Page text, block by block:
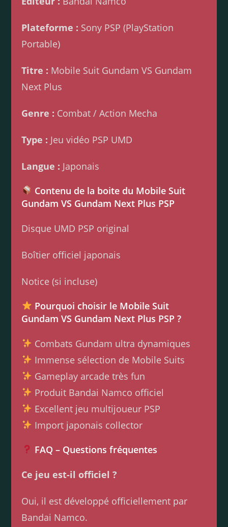
Plateforme : Sony PSP (PlayStation
Portable)
Titre : Mobile Suit Gundam VS Gundam
Next Plus
Genre : Combat / Action Mecha
Type : Jeu vidéo PSP UMD
Langue : Japonais
Contenu de la boite du Mobile Suit
Gundam VS Gundam Next Plus PSP
Disque UMD PSP original
Boîtier officiel japonais
Notice (si incluse)
Pourquoi choisir le Mobile Suit
Gundam VS Gundam Next Plus PSP ?
Combats Gundam ultra dynamiques
Immense sélection de Mobile Suits
Gameplay arcade très fun
Produit Bandai Namco officiel
Excellent jeu multijoueur PSP
Import japonais collector
FAQ – Questions fréquentes
Ce jeu est-il officiel ?
Oui, il est développé officiellement par
Bandai Namco.